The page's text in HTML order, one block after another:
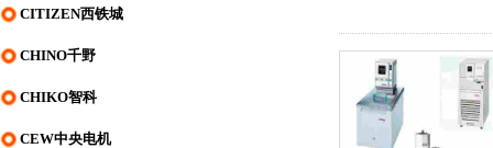
CITIZEN西铁城
CHINO千野
CHIKO智科
CEW中央电机